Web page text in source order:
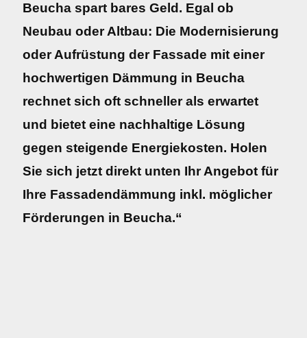
Beucha spart bares Geld. Egal ob
Neubau oder Altbau: Die Modernisierung
oder Aufrüstung der Fassade mit einer
hochwertigen Dämmung in Beucha
rechnet sich oft schneller als erwartet
und bietet eine nachhaltige Lösung
gegen steigende Energiekosten. Holen
Sie sich jetzt direkt unten Ihr Angebot für
Ihre Fassadendämmung inkl. möglicher
Förderungen in Beucha.“